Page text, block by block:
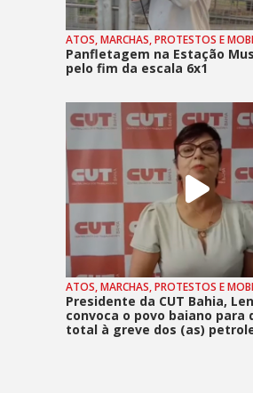
ATOS, MARCHAS, PROTESTOS E
Panfletagem na Estação
pelo fim da escala 6x1
ATOS, MARCHAS, PROTESTOS E
Presidente da CUT Bahia,
convoca o povo baiano para
total à greve dos (as)